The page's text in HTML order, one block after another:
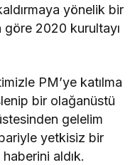
yönelik bir
göre 2020 kurultayı
PM’ye katılma
bir olağanüstü
gelelim
yetkisiz bir
aldık.